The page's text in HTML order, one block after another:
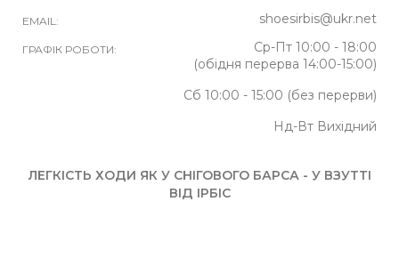
EMAIL: shoesirbis@ukr.net
ГРАФІК РОБОТИ:
Ср-Пт 10:00 - 18:00
(обідня перерва 14:00-15:00)
Сб 10:00 - 15:00 (без перерви)
Нд-Вт Вихідний
ЛЕГКІСТЬ ХОДИ ЯК У СНІГОВОГО БАРСА - У ВЗУТТІ
ВІД ІРБІС